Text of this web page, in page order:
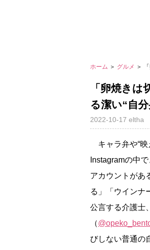
ホーム ＞ グルメ ＞
「卵焼き
る潔い“自
2022-10-17 eltha
キャラ弁や“映
Instagramの中
アカウントがあ
る」「ウインナ
公言する介護士
（
びしない普通の